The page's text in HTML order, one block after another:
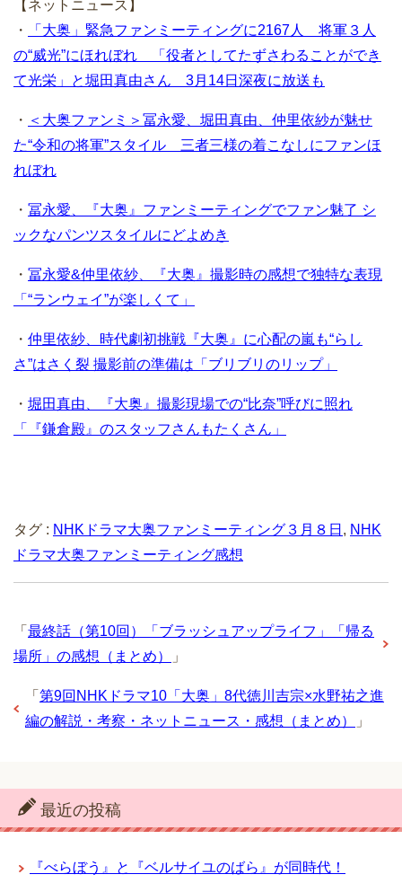
【ネットニュース】
・
「大奥」緊急ファンミーティングに2167人 将軍３人
の“威光”にほれぼれ 「役者としてたずさわることができ
て光栄」と堀田真由さん 3月14日深夜に放送も
・ ＜大奥ファンミ＞冨永愛、堀田真由、仲里依紗が魅せ
た“令和の将軍”スタイル 三者三様の着こなしにファンほ
れぼれ
・ 冨永愛、『大奥』ファンミーティングでファン魅了 シ
ックなパンツスタイルにどよめき
・ 冨永愛&仲里依紗、『大奥』撮影時の感想で独特な表現
「“ランウェイ”が楽しくて」
・ 仲里依紗、時代劇初挑戦『大奥』に心配の嵐も“らし
さ”はさく裂 撮影前の準備は「ブリブリのリップ」
・ 堀田真由、『大奥』撮影現場での“比奈”呼びに照れ
「『鎌倉殿』のスタッフさんもたくさん」
タグ : NHKドラマ大奥ファンミーティング３月８日 , NHK
ドラマ大奥ファンミーティング感想
「 最終話（第10回）「ブラッシュアップライフ」「帰る
場所」の感想（まとめ）
」
「 第9回NHKドラマ10「大奥」8代徳川吉宗×水野祐之進
編の解説・考察・ネットニュース・感想（まとめ）
」
最近の投稿
『べらぼう』と『ベルサイユのばら』が同時代！